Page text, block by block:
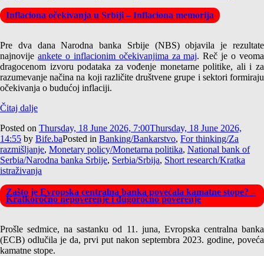
Inflaciona očekivanja u Srbiji – Inflaciona memorija
Pre dva dana Narodna banka Srbije (NBS) objavila je rezultate
najnovije ankete o inflacionim očekivanjima za maj. Reč je o veoma
dragocenom izvoru podataka za vođenje monetarne politike, ali i za
razumevanje načina na koji različite društvene grupe i sektori formiraju
očekivanja o budućoj inflaciji.
Čitaj dalje
Posted on Thursday, 18 June 2026, 7:00Thursday, 18 June 2026,
14:55 by Bife.baPosted in Banking/Bankarstvo, For thinking/Za
razmišljanje, Monetary policy/Monetarna politika, National bank of
Serbia/Narodna banka Srbije, Serbia/Srbija, Short research/Kratka
istraživanja
Zašto je Evropska centralna banka povećala kamatne stope? –
Kratkoročno nepoverenje i dugoročno poverenje
Prošle sedmice, na sastanku od 11. juna, Evropska centralna banka
(ECB) odlučila je da, prvi put nakon septembra 2023. godine, poveća
kamatne stope.